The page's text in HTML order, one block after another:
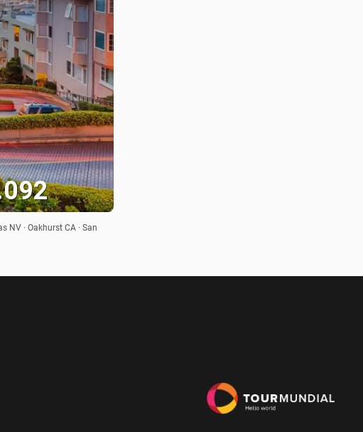
NV · Oakhurst CA · San